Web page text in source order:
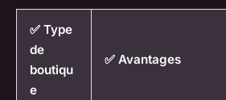
✅ Type
de
boutiqu
e
✅ Avantages